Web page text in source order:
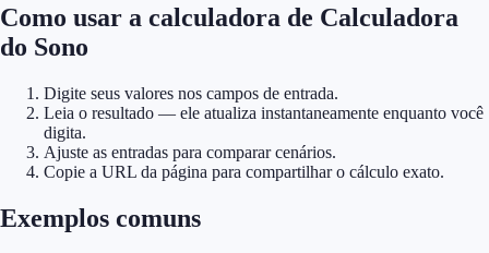
Como usar a calculadora de Calculadora
do Sono
Digite seus valores nos campos de entrada.
Leia o resultado — ele atualiza instantaneamente enquanto você
digita.
Ajuste as entradas para comparar cenários.
Copie a URL da página para compartilhar o cálculo exato.
Exemplos comuns